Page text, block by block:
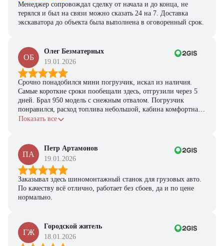
Менеджер сопровождал сделку от начала и до конца, не
терялся и был на связи можно сказать 24 на 7. Доставка
экскаватора до объекта была выполнена в оговоренный срок.
ОБ
Олег Безматерных
19.01.2026
Срочно понадобился мини погрузчик, искал из наличия.
Самые короткие сроки пообещали здесь, отгрузили через 5
дней. Брал 950 модель с снежным отвалом. Погрузчик
понравился, расход топлива небольшой, кабина комфортная,
с задачами справляется.
Показать все
ПА
Петр Артамонов
19.01.2026
Заказывал здесь шиномонтажный станок для грузовых авто.
По качеству всё отлично, работает без сбоев, да и по цене
нормально.
ГЖ
Городской житель
18.01.2026